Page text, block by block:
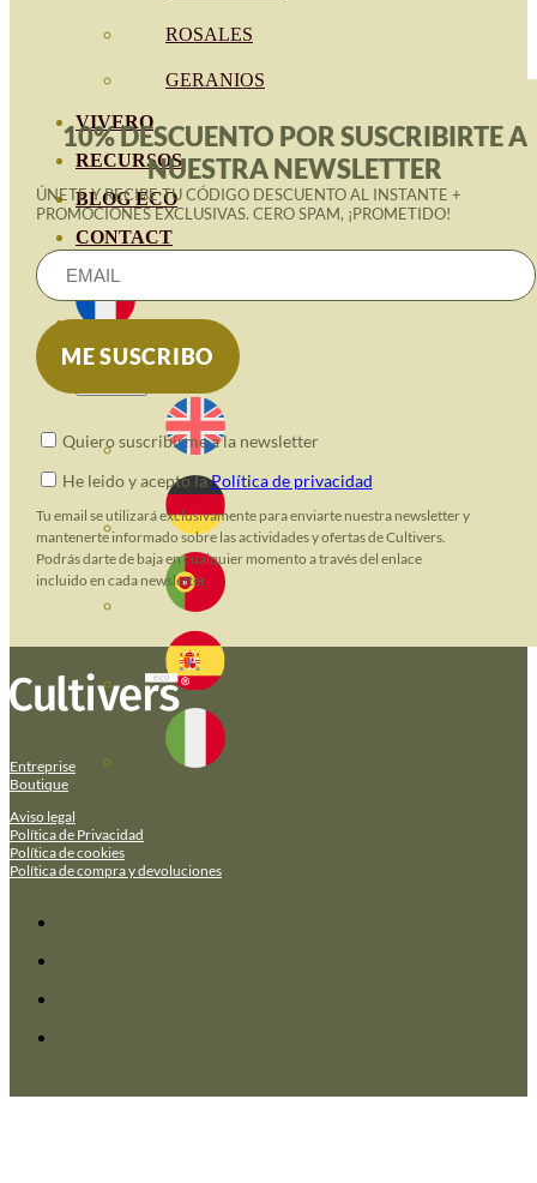
ROSALES
GERANIOS
VIVERO
RECURSOS
BLOG ECO
CONTACT
10% DESCUENTO POR SUSCRIBIRTE A
NUESTRA NEWSLETTER
ÚNETE Y RECIBE TU CÓDIGO DESCUENTO AL INSTANTE +
PROMOCIONES EXCLUSIVAS. CERO SPAM, ¡PROMETIDO!
Quiero suscribirme a la newsletter
He leido y acepto laPolítica de privacidad
Tu email se utilizará exclusivamente para enviarte nuestra newsletter y
mantenerte informado sobre las actividades y ofertas de Cultivers.
Podrás darte de baja en cualquier momento a través del enlace
incluido en cada newsletter.
Entreprise
Boutique
Aviso legal
Política de Privacidad
Política de cookies
Política de compra y devoluciones